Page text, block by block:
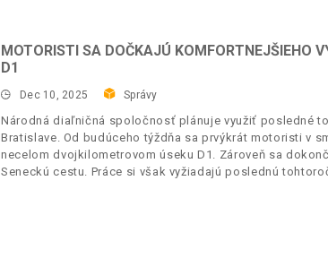
MOTORISTI SA DOČKAJÚ KOMFORTNEJŠIEHO
D1
Dec 10, 2025 Správy
Národná diaľničná spoločnosť plánuje využiť posledné
Bratislave. Od budúceho týždňa sa prvýkrát motoristi v
necelom dvojkilometrovom úseku D1. Zároveň sa
Seneckú cestu. Práce si však vyžiadajú poslednú